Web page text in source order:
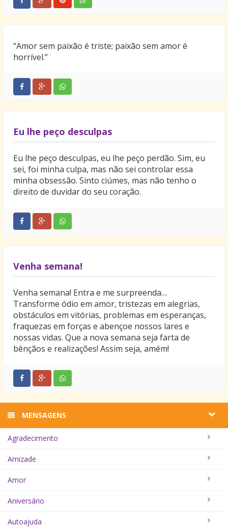
“Amor sem paixão é triste; paixão sem amor é
horrível.”
Eu lhe peço desculpas
Eu lhe peço desculpas, eu lhe peço perdão. Sim, eu
sei, foi minha culpa, mas não sei controlar essa
minha obsessão. Sinto ciúmes, mas não tenho o
direito de duvidar do seu coração.
Venha semana!
Venha semana! Entra e me surpreenda…
Transforme ódio em amor, tristezas em alegrias,
obstáculos em vitórias, problemas em esperanças,
fraquezas em forças e abençoe nossos lares e
nossas vidas. Que a nova semana seja farta de
bênçãos e realizações! Assim seja, amém!
MENSAGENS
Agradecimento
Amizade
Amor
Aniversário
Autoajuda